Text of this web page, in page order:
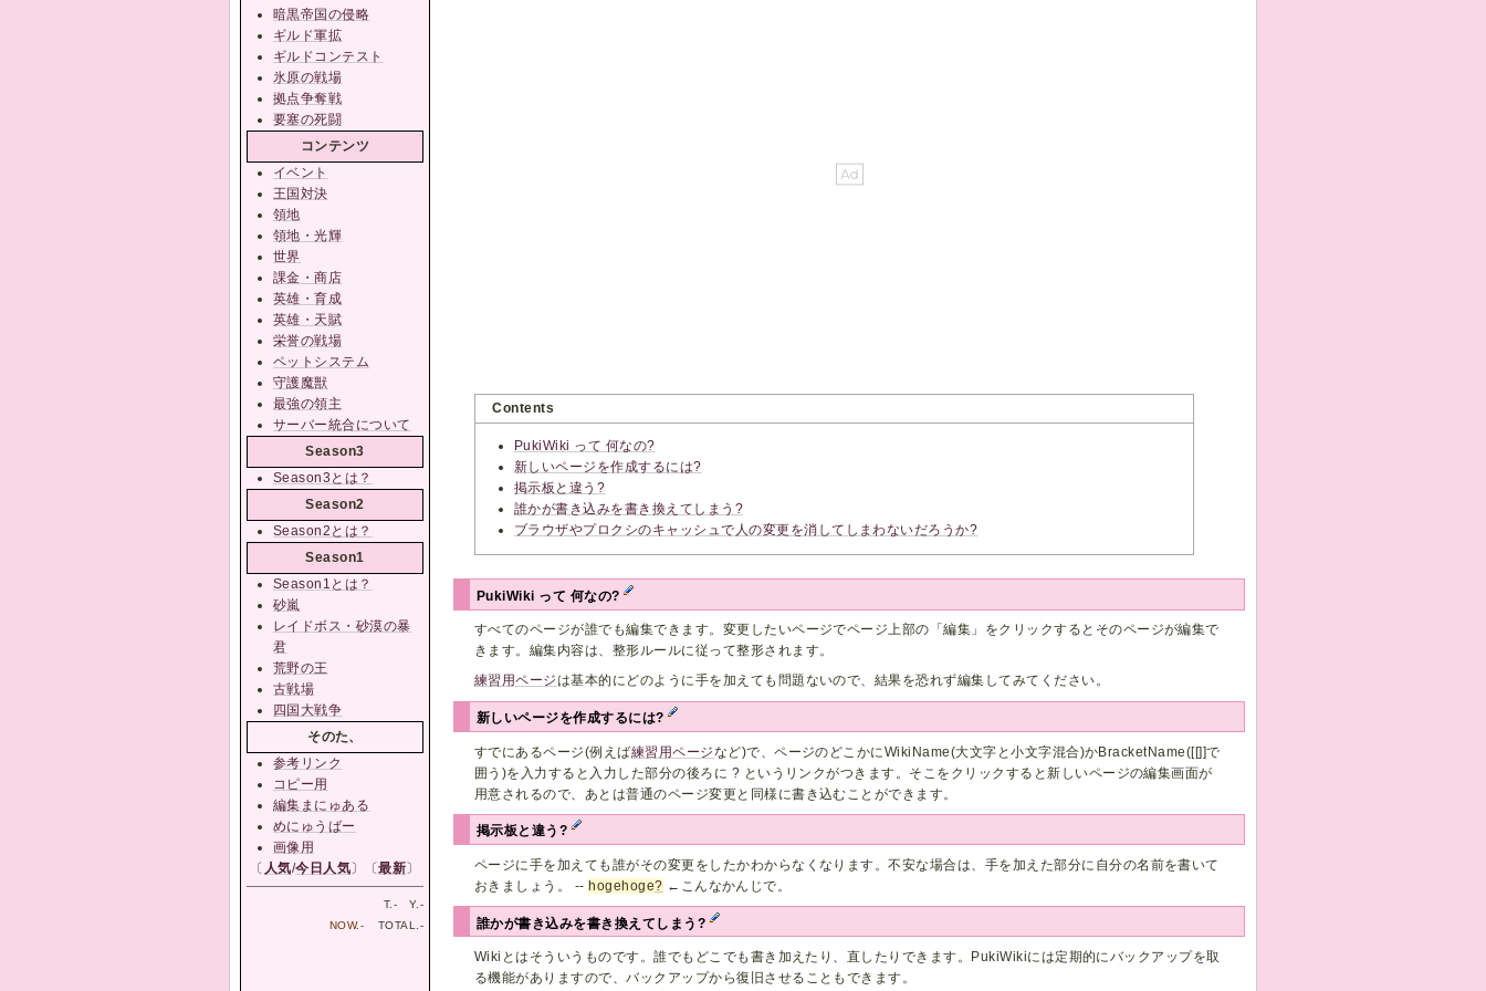
Contents
PukiWiki って 何なの?
新しいページを作成するには?
掲示板と違う?
誰かが書き込みを書き換えてしまう?
ブラウザやプロクシのキャッシュで人の変更を消してしまわないだろうか?
PukiWiki って 何なの?
すべてのページが誰でも編集できます。変更したいページでページ上部の「編集」をクリックするとそのページが編集で
きます。編集内容は、整形ルールに従って整形されます。
練習用ページは基本的にどのように手を加えても問題ないので、結果を恐れず編集してみてください。
新しいページを作成するには?
すでにあるページ(例えば練習用ページなど)で、ページのどこかにWikiName(大文字と小文字混合)かBracketName([[]]で
囲う)を入力すると入力した部分の後ろに ? というリンクがつきます。そこをクリックすると新しいページの編集画面が
用意されるので、あとは普通のページ変更と同様に書き込むことができます。
掲示板と違う?
ページに手を加えても誰がその変更をしたかわからなくなります。不安な場合は、手を加えた部分に自分の名前を書いて
おきましょう。 --hogehoge? ←こんなかんじで。
誰かが書き込みを書き換えてしまう?
Wikiとはそういうものです。誰でもどこでも書き加えたり、直したりできます。PukiWikiには定期的にバックアップを取
る機能がありますので、バックアップから復旧させることもできます。
暗黒帝国の侵略
ギルド軍拡
ギルドコンテスト
氷原の戦場
拠点争奪戦
要塞の死闘
コンテンツ
イベント
王国対決
領地
領地・光輝
世界
課金・商店
英雄・育成
英雄・天賦
栄誉の戦場
ペットシステム
守護魔獣
最強の領主
サーバー統合について
Season3
Season3とは？
Season2
Season2とは？
Season1
Season1とは？
砂嵐
レイドボス・砂漠の暴
君
荒野の王
古戦場
四国大戦争
そのた、
参考リンク
コピー用
編集まにゅある
めにゅうばー
画像用
〔 人気/今日人気〕〔最新〕
T.- Y.-
NOW.- TOTAL.-